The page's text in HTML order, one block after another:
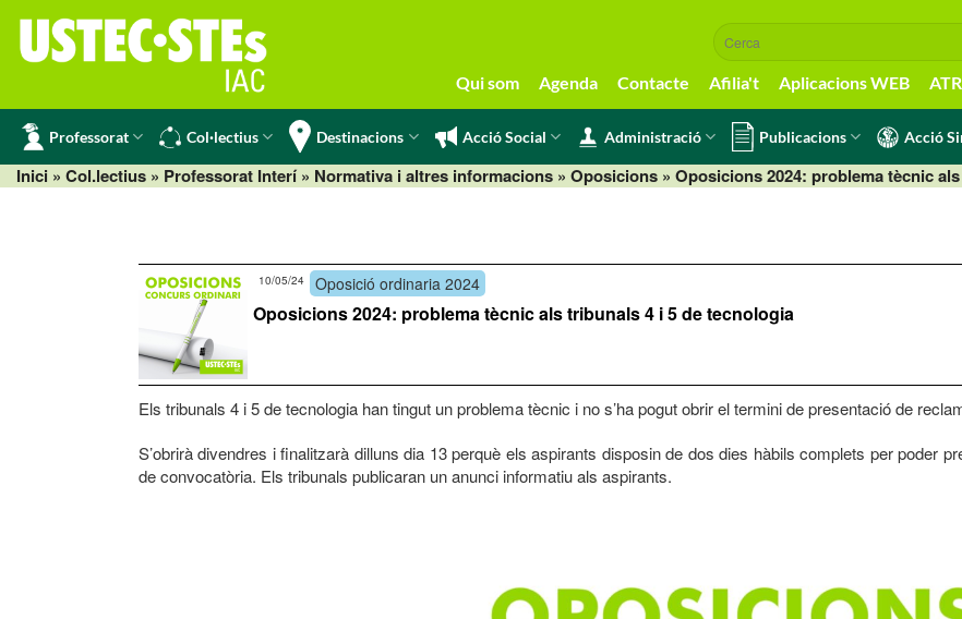
content
Qui som Agenda Contacte Afilia't Aplicacions WEB
Professorat Col·lectius Destinacions Acció Social Administració Publicacions Acció
Inici » Col.lectius » Professorat Interí » Normativa i altres informacions » Oposicions » Oposicions 2024: problema tècnic
Oposició ordinaria 2024
10/05/24
Oposicions 2024: problema tècnic als tribunals 4 i 5 de tecnologia
Els tribunals 4 i 5 de tecnologia han tingut un problema tècnic i no s’ha pogut obrir el termini de presentació de
S’obrirà divendres i finalitzarà dilluns dia 13 perquè els aspirants disposin de dos dies hàbils complets per poder
de convocatòria. Els tribunals publicaran un anunci informatiu als aspirants.